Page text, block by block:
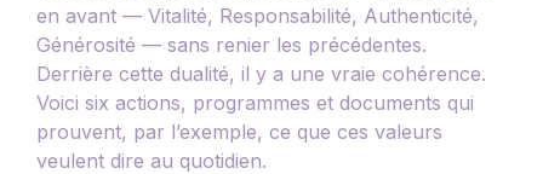
en avant — Vitalité, Responsabilité, Authenticité,
Générosité — sans renier les précédentes.
Derrière cette dualité, il y a une vraie cohérence.
Voici six actions, programmes et documents qui
prouvent, par l’exemple, ce que ces valeurs
veulent dire au quotidien.